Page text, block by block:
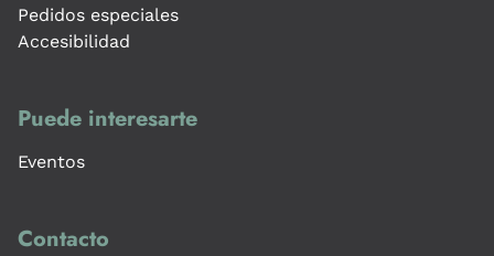
Pedidos especiales
Accesibilidad
Puede interesarte
Eventos
Contacto